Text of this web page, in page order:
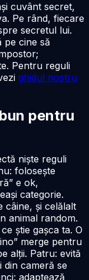
cuvânt secret,
Pe rând, fiecare
secretul lui.
pe cine să
Pentru reguli
ghidul nostru
pentru
niște reguli
folosește
e ok,
categorie.
câine, și celălalt
animal random.
știe gașca ta. O
merge pentru
alții. Patru: evită
din cameră se
adaptează